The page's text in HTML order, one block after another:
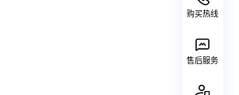
购买热线
售后服务